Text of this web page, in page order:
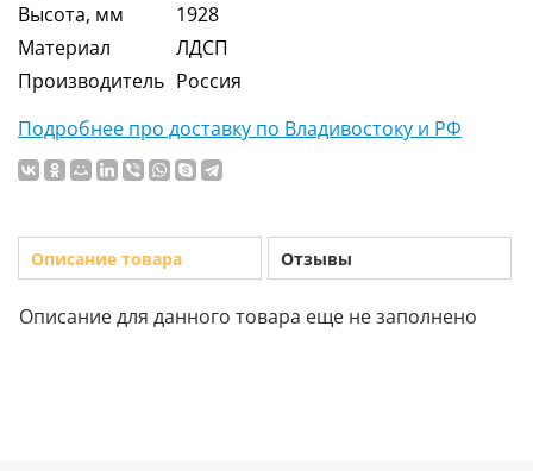
Высота, мм
1928
Материал
ЛДСП
Производитель Россия
Подробнее про доставку по Владивостоку и РФ
Описание товара Отзывы
Описание для данного товара еще не заполнено